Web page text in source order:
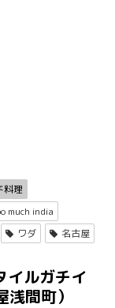
料理
much india
ワダ 名古屋
イルガチイ
間町）